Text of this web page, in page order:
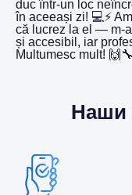
duc într-un loc
în aceeași zi! 💻⚡️
că lucrez la el — m-
și accesibil, iar
Multumesc mult! 🙌🔧
Наши